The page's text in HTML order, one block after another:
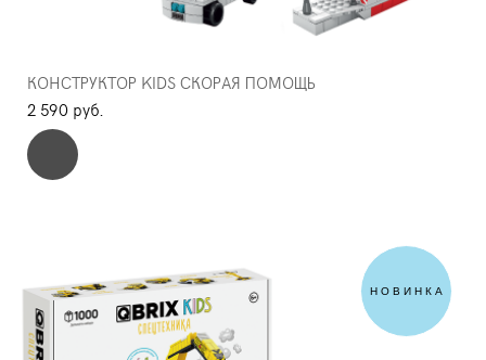
КОНСТРУКТОР KIDS СКОРАЯ ПОМОЩЬ
2 590 pуб.
НОВИНКА